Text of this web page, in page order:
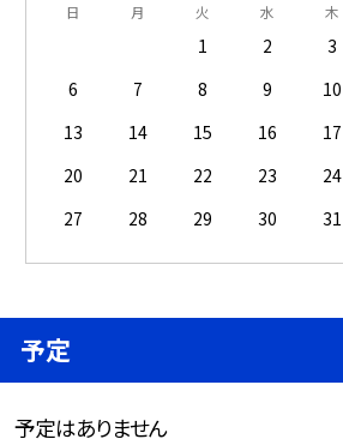
日 月 火 水 木
1 2 3
6
7 8 9 10
13
14 15 16 17
20
21 22 23 24
27
28 29 30 31
予定
予定はありません